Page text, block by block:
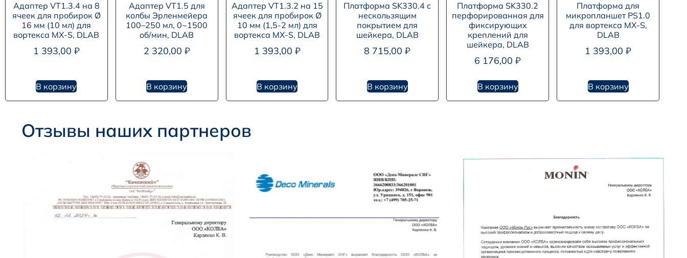
Адаптер VT1.3.4 на 8
ячеек для пробирок Ø
16 мм (10 мл) для
вортекса MX-S, DLAB
1 393,00 ₽
В корзину
Адаптер VT1.5 для
колбы Эрленмейера
100–250 мл, 0~1500
об/мин, DLAB
2 320,00 ₽
В корзину
Адаптер VT1.3.2 на 15
ячеек для пробирок Ø
10 мм (1,5-2 мл) для
вортекса MX-S, DLAB
1 393,00 ₽
В корзину
Платформа SK330.4 с
нескользящим
покрытием для
шейкера, DLAB
8 715,00₽
В корзину
Платформа SK330.2
перфорированная для
фиксирующих
креплений для
шейкера, DLAB
6 176,00₽
В корзину
Платформа для
микропланшет PS1.0
для вортекса MX-S,
DLAB
1 393,00₽
В корзину
Отзывы наших партнеров